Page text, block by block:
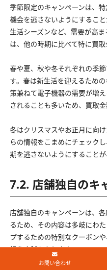
季節限定のキャンペーンは、
機会を逃さないようにするこ
生活シーズンなど、需要が高
は、他の時期に比べて特に買
春や夏、秋や冬それぞれの季
す。春は新生活を迎えるため
策兼ねて電子機器の需要が増
されることも多いため、買取
冬はクリスマスやお正月に向
らの情報をこまめにチェック
期を逃さないようにすることが
7.2. 店舗独自のキ
店舗独自のキャンペーンは、
るため、その内容は多岐にわ
プするための特別なクーポン
行う店舗もあります。
お問い合わせ